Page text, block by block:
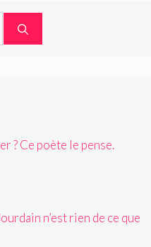
? Ce poète le pense.
n’est rien de ce que